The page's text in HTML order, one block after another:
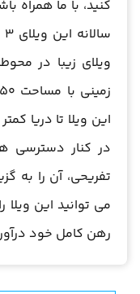
کنید، با ما همراه
در کنار دسترسی
تفریحی، آن را به
رهن کامل خود